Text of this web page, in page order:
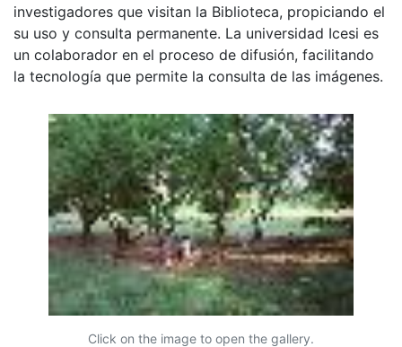
investigadores que visitan la Biblioteca, propiciando el
su uso y consulta permanente. La universidad Icesi es
un colaborador en el proceso de difusión, facilitando
la tecnología que permite la consulta de las imágenes.
Click on the image to open the gallery.